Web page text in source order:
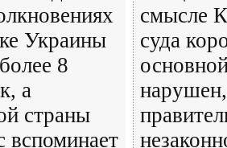
Украины
8
а
страны
вспоминает
смысле
суда